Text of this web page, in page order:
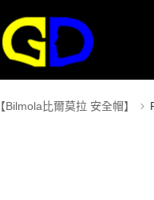
【Bilmola比爾莫拉 安全帽】